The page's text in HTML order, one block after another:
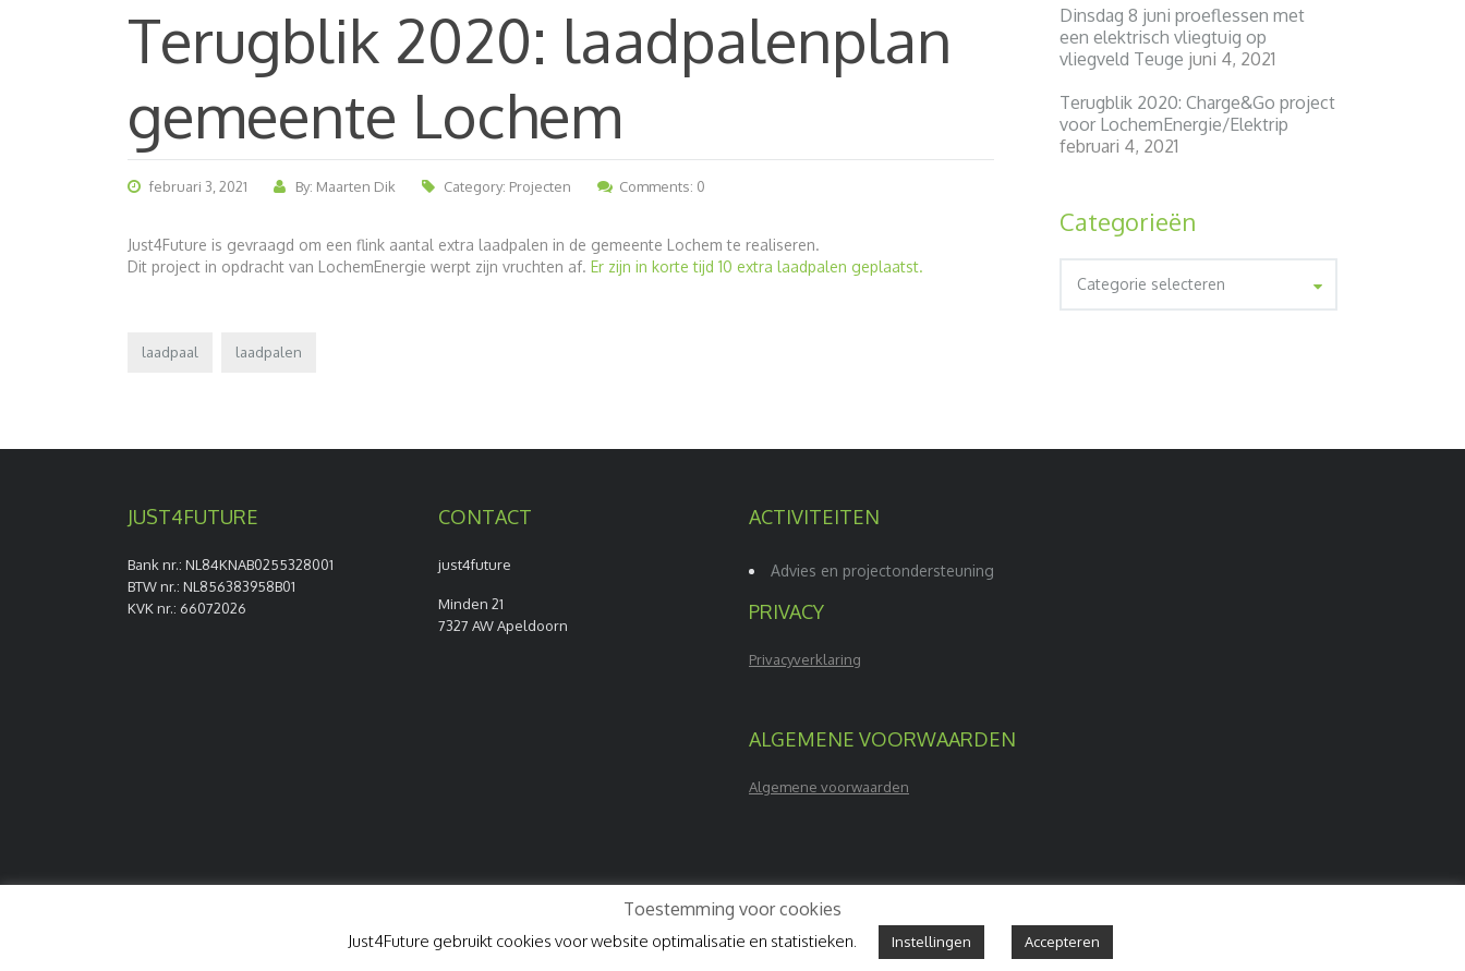
Terugblik 2020: laadpalenplan
gemeente Lochem
februari 3, 2021 By: Maarten Dik Category: Projecten Comments: 0
Just4Future is gevraagd om een flink aantal extra laadpalen in de gemeente Lochem te realiseren.
Dit project in opdracht van LochemEnergie werpt zijn vruchten af. Er zijn in korte tijd 10 extra laadpalen geplaatst.
laadpaal laadpalen
Dinsdag 8 juni proeflessen met
een elektrisch vliegtuig op
vliegveld Teuge juni 4, 2021
Terugblik 2020: Charge&Go project
voor LochemEnergie/Elektrip
februari 4, 2021
Categorieën
Categorie selecteren
JUST4FUTURE
Bank nr.: NL84KNAB0255328001
BTW nr.: NL856383958B01
KVK nr.: 66072026
CONTACT
just4future
Minden 21
7327 AW Apeldoorn
ACTIVITEITEN
Advies en projectondersteuning
PRIVACY
Privacyverklaring
ALGEMENE VOORWAARDEN
Algemene voorwaarden
Toestemming voor cookies
Just4Future gebruikt cookies voor website optimalisatie en statistieken. Instellingen Accepteren